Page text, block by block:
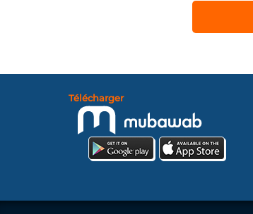
Télécharger